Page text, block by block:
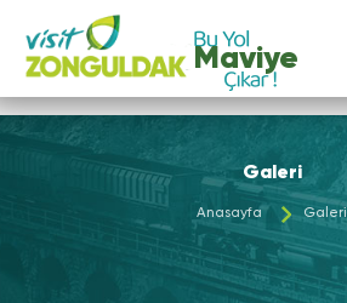
Maviye
Galeri
Anasayfa Galeri